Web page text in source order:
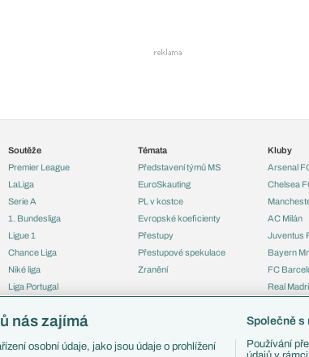
Soutěže
Premier League
LaLiga
Serie A
1. Bundesliga
Ligue 1
Chance Liga
Niké liga
Liga Portugal
Liga mistrů
Témata
Představení týmů MS
EuroSkauting
PL v kostce
Evropské koeficienty
Přestupy
Přestupové spekulace
Zranění
Kluby
Arsenal
Chelsea
AC Milán
Juventus
Bayern
FC
Real
nás zajímá
osobní údaje, jako jsou údaje o prohlížení
Společně s
Používání